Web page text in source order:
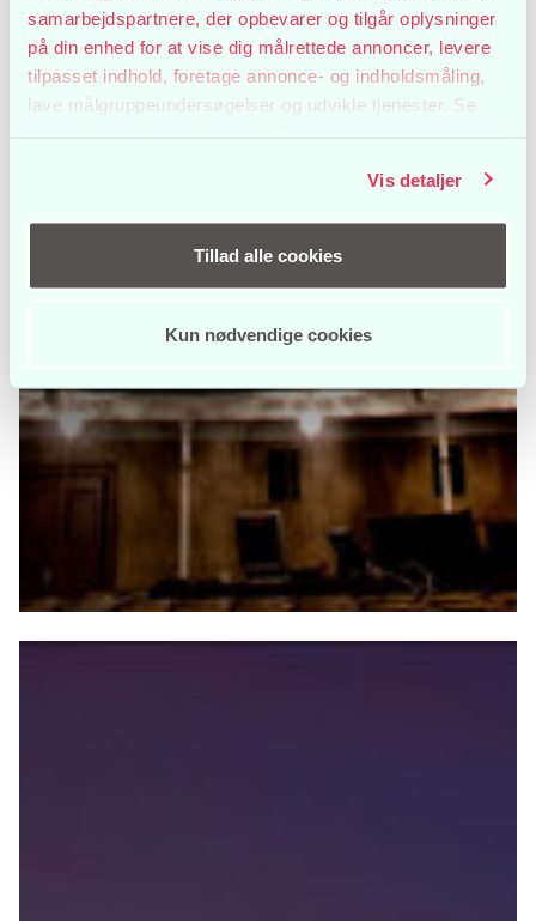
samarbejdspartnere, der opbevarer og tilgår oplysninger
på din enhed for at vise dig målrettede annoncer, levere
tilpasset indhold, foretage annonce- og indholdsmåling,
lave målgruppeundersøgelser og udvikle tjenester. Se
"Cookiedeklaration", eller ved at trykke på "Privacy
Indsamle præcise oplysninger om din placering, der
Identificere din enhed baseret på en scanning af
dens unikke karakteristika (fingerprinting)
Dine valg anvendes på hele websitet.
Aarhus Teater bruger cookies til at tilpasse vores indhold
og annoncer, til at vise dig funktioner til sociale medier og
til at analysere vores trafik. Vi deler også oplysninger om
din brug af vores hjemmeside med vores partnere inden
Vis detaljer
Tillad alle cookies
Kun nødvendige cookies